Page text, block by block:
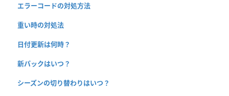
エラーコードの対処方法
重い時の対処法
日付更新は何時？
新パックはいつ？
シーズンの切り替わりはいつ？